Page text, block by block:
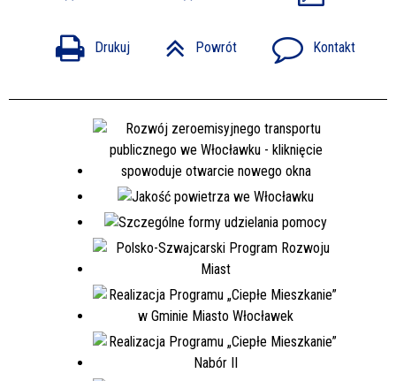
Drukuj Powrót Kontakt